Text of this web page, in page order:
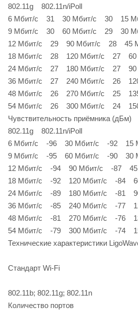
802.11g 802.11n/iPoll
6 Мбит/c 31 30 Мбит/c 30 15
9 Мбит/c 30 60 Мбит/c 29 30
12 Мбит/c 29 90 Мбит/c 28 45
18 Мбит/c 28 120 Мбит/c 27
24 Мбит/c 27 180 Мбит/c 27
36 Мбит/c 27 240 Мбит/c 26
48 Мбит/c 26 270 Мбит/c 25
54 Мбит/c 26 300 Мбит/c 24
Чувствительность приёмника (дБм)
802.11g 802.11n/iPoll
6 Мбит/c -96 30 Мбит/c -92 15
9 Мбит/c -95 60 Мбит/c -90 30
12 Мбит/c -94 90 Мбит/c -87 45
18 Мбит/c -92 120 Мбит/c -84
24 Мбит/c -89 180 Мбит/c -81
36 Мбит/c -85 240 Мбит/c -77
48 Мбит/c -81 270 Мбит/c -76
54 Мбит/c -79 300 Мбит/c -74
Технические характеристики
Стандарт Wi-Fi
802.11b; 802.11g; 802.11n
Количество портов